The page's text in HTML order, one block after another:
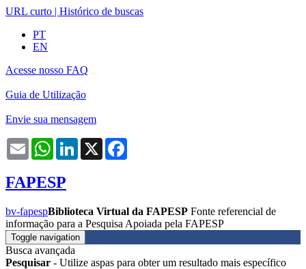
URL curto | Histórico de buscas
PT
EN
Acesse nosso FAQ
Guia de Utilização
Envie sua mensagem
Email WhatsAppLinkedIn
X
FAPESP
bv-fapespBiblioteca Virtual da FAPESP Fonte referencial de
informação para a Pesquisa Apoiada pela FAPESP
Toggle navigation
Busca avançada
Pesquisar - Utilize aspas para obter um resultado mais específico